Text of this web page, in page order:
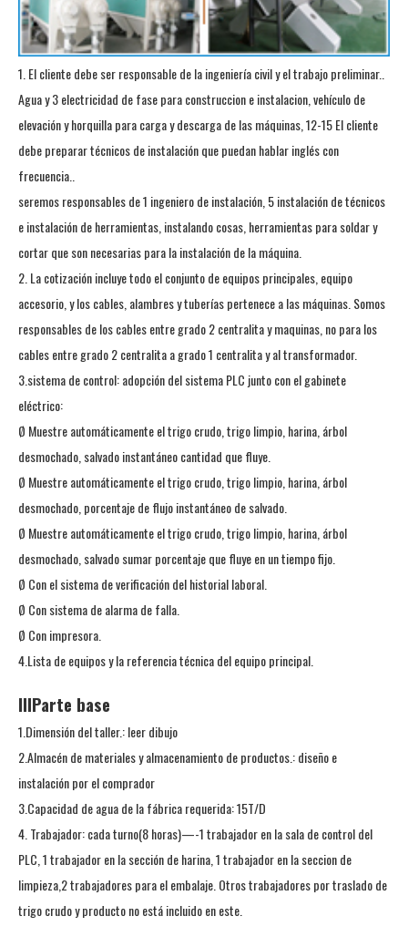
1. El cliente debe ser responsable de la ingeniería civil y el trabajo preliminar..
Agua y 3 electricidad de fase para construccion e instalacion, vehículo de
elevación y horquilla para carga y descarga de las máquinas, 12-15 El cliente
debe preparar técnicos de instalación que puedan hablar inglés con
frecuencia..
seremos responsables de 1 ingeniero de instalación, 5 instalación de técnicos
e instalación de herramientas, instalando cosas, herramientas para soldar y
cortar que son necesarias para la instalación de la máquina.
2. La cotización incluye todo el conjunto de equipos principales, equipo
accesorio, y los cables, alambres y tuberías pertenece a las máquinas. Somos
responsables de los cables entre grado 2 centralita y maquinas, no para los
cables entre grado 2 centralita a grado 1 centralita y al transformador.
3.sistema de control: adopción del sistema PLC junto con el gabinete
eléctrico:
Ø Muestre automáticamente el trigo crudo, trigo limpio, harina, árbol
desmochado, salvado instantáneo cantidad que fluye.
Ø Muestre automáticamente el trigo crudo, trigo limpio, harina, árbol
desmochado, porcentaje de flujo instantáneo de salvado.
Ø Muestre automáticamente el trigo crudo, trigo limpio, harina, árbol
desmochado, salvado sumar porcentaje que fluye en un tiempo fijo.
Ø Con el sistema de verificación del historial laboral.
Ø Con sistema de alarma de falla.
Ø Con impresora.
4.Lista de equipos y la referencia técnica del equipo principal.
IIIParte base
1.Dimensión del taller.: leer dibujo
2.Almacén de materiales y almacenamiento de productos.: diseño e
instalación por el comprador
3.Capacidad de agua de la fábrica requerida: 15T/D
4. Trabajador: cada turno(8 horas)—-1 trabajador en la sala de control del
PLC, 1 trabajador en la sección de harina, 1 trabajador en la seccion de
limpieza,2 trabajadores para el embalaje. Otros trabajadores por traslado de
trigo crudo y producto no está incluido en este.